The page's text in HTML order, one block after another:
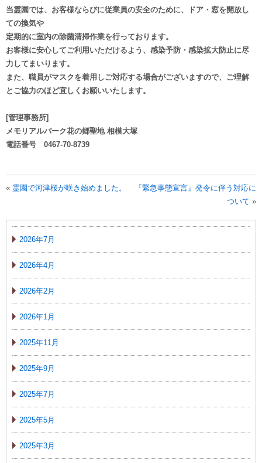
当霊園では、お客様ならびに従業員の安全のために、ドア・窓を開放し
ての換気や
定期的に室内の除菌清掃作業を行っております。
お客様に安心してご利用いただけるよう、感染予防・感染拡大防止に尽
力してまいります。
また、職員がマスクを着用しご対応する場合がございますので、ご理解
とご協力のほど宜しくお願いいたします。
[管理事務所]
メモリアルパーク花の郷聖地 相模大塚
電話番号 0467-70-8739
« 霊園で河津桜が咲き始めました。
『緊急事態宣言』発令に伴う対応に
ついて »
2026年7月
2026年4月
2026年2月
2026年1月
2025年11月
2025年9月
2025年7月
2025年5月
2025年3月